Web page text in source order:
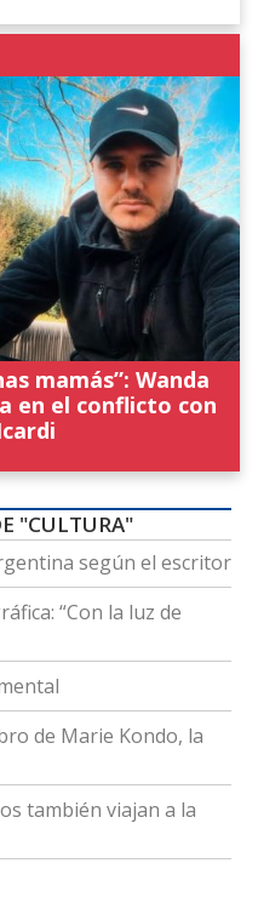
mamás”: Wanda
en el conflicto con
"CULTURA"
según el escritor
“Con la luz de
de Marie Kondo, la
también viajan a la